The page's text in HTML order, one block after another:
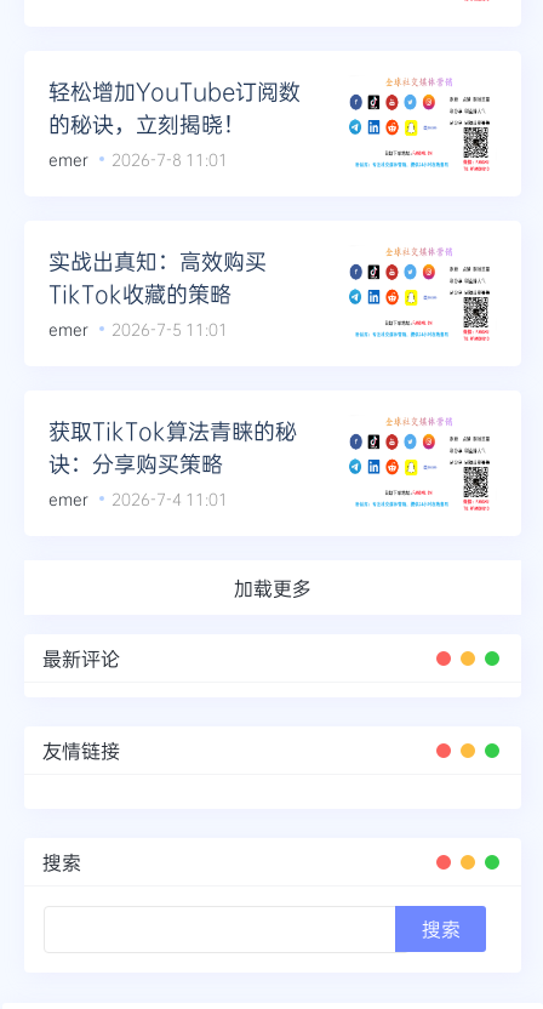
轻松增加YouTube订阅数
的秘诀，立刻揭晓！
emer 2026-7-8 11:01
实战出真知：高效购买
TikTok收藏的策略
emer 2026-7-5 11:01
获取TikTok算法青睐的秘
诀：分享购买策略
emer 2026-7-4 11:01
加载更多
最新评论
友情链接
搜索